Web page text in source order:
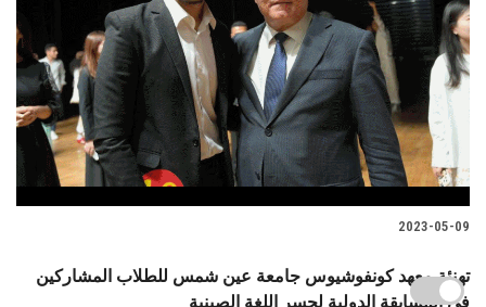
2023-05-09
تهنئة معهد كونفوشيوس جامعة عين شمس للطلاب المشاركين
في المسابقة الدولية لجسر اللغة الصينية